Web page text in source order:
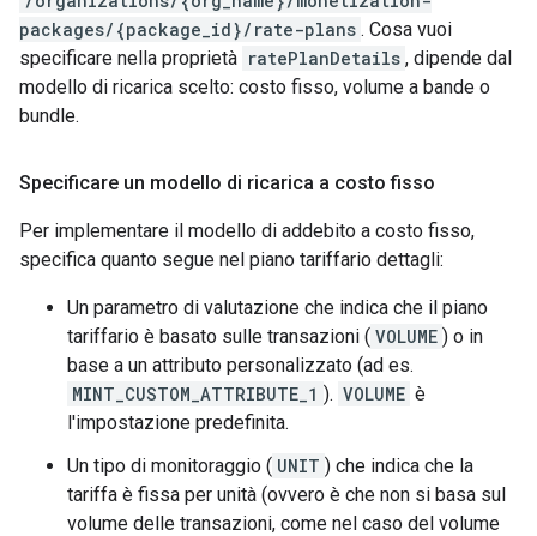
packages/{package_id}/rate-plans . Cosa vuoi
specificare nella proprietà ratePlanDetails , dipende dal
modello di ricarica scelto: costo fisso, volume a bande o
bundle.
Specificare un modello di ricarica a costo fisso
Per implementare il modello di addebito a costo fisso,
specifica quanto segue nel piano tariffario dettagli:
Un parametro di valutazione che indica che il piano
tariffario è basato sulle transazioni ( VOLUME ) o in
base a un attributo personalizzato (ad es.
MINT_CUSTOM_ATTRIBUTE_1 ). VOLUME è
l'impostazione predefinita.
Un tipo di monitoraggio ( UNIT ) che indica che la
tariffa è fissa per unità (ovvero è che non si basa sul
volume delle transazioni, come nel caso del volume